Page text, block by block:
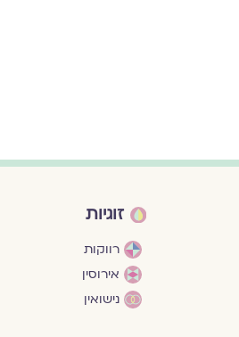
זוגיות
רווקות
אירוסין
נישואין